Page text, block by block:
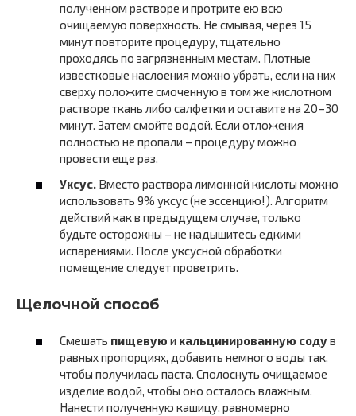
полученном растворе и протрите ею всю
очищаемую поверхность. Не смывая, через 15
минут повторите процедуру, тщательно
проходясь по загрязненным местам. Плотные
известковые наслоения можно убрать, если на них
сверху положите смоченную в том же кислотном
растворе ткань либо салфетки и оставите на 20–30
минут. Затем смойте водой. Если отложения
полностью не пропали – процедуру можно
провести еще раз.
Уксус. Вместо раствора лимонной кислоты можно
использовать 9% уксус (не эссенцию!). Алгоритм
действий как в предыдущем случае, только
будьте осторожны – не надышитесь едкими
испарениями. После уксусной обработки
помещение следует проветрить.
Щелочной способ
Смешать пищевую и кальцинированную содув
равных пропорциях, добавить немного воды так,
чтобы получилась паста. Сполоснуть очищаемое
изделие водой, чтобы оно осталось влажным.
Нанести полученную кашицу, равномерно